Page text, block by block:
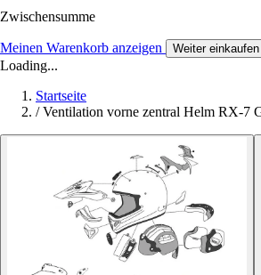
Zwischensumme
Meinen Warenkorb anzeigen Weiter einkaufen
Loading...
Startseite
/ Ventilation vorne zentral Helm RX-7